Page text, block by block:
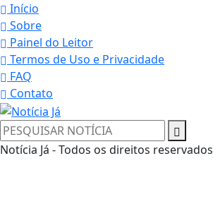
Início
Sobre
Painel do Leitor
Termos de Uso e Privacidade
FAQ
Contato
Notícia Já - Todos os direitos reservados
Termos de Uso e Privacidade